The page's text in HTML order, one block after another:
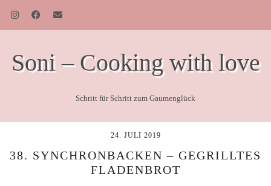
Soni – Cooking with love
Schritt für Schritt zum Gaumenglück
24. JULI 2019
38. SYNCHRONBACKEN – GEGRILLTES
FLADENBROT